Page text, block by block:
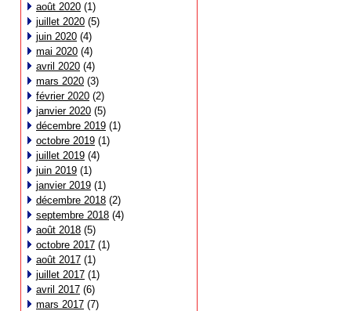
août 2020 (1)
juillet 2020 (5)
juin 2020 (4)
mai 2020 (4)
avril 2020 (4)
mars 2020 (3)
février 2020 (2)
janvier 2020 (5)
décembre 2019 (1)
octobre 2019 (1)
juillet 2019 (4)
juin 2019 (1)
janvier 2019 (1)
décembre 2018 (2)
septembre 2018 (4)
août 2018 (5)
octobre 2017 (1)
août 2017 (1)
juillet 2017 (1)
avril 2017 (6)
mars 2017 (7)